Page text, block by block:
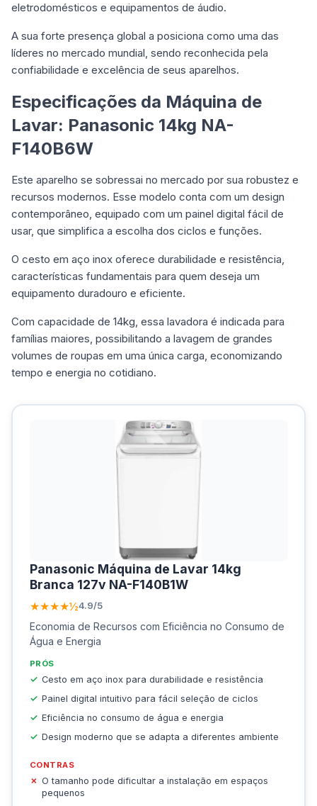
eletrodomésticos e equipamentos de áudio.
A sua forte presença global a posiciona como uma das
líderes no mercado mundial, sendo reconhecida pela
confiabilidade e excelência de seus aparelhos.
Especificações da Máquina de
Lavar: Panasonic 14kg NA-
F140B6W
Este aparelho se sobressai no mercado por sua robustez e
recursos modernos. Esse modelo conta com um design
contemporâneo, equipado com um painel digital fácil de
usar, que simplifica a escolha dos ciclos e funções.
O cesto em aço inox oferece durabilidade e resistência,
características fundamentais para quem deseja um
equipamento duradouro e eficiente.
Com capacidade de 14kg, essa lavadora é indicada para
famílias maiores, possibilitando a lavagem de grandes
volumes de roupas em uma única carga, economizando
tempo e energia no cotidiano.
Panasonic Máquina de Lavar 14kg
Branca 127v NA-F140B1W
★★★★½4.9/5
Economia de Recursos com Eficiência no Consumo de
Água e Energia
PRÓS
Cesto em aço inox para durabilidade e resistência
Painel digital intuitivo para fácil seleção de ciclos
Eficiência no consumo de água e energia
Design moderno que se adapta a diferentes ambiente
CONTRAS
O tamanho pode dificultar a instalação em espaços
pequenos